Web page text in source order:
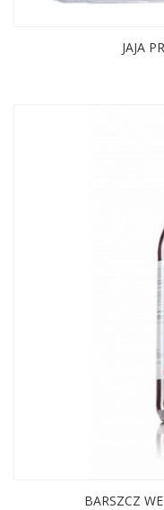
JAJA
BARSZCZ